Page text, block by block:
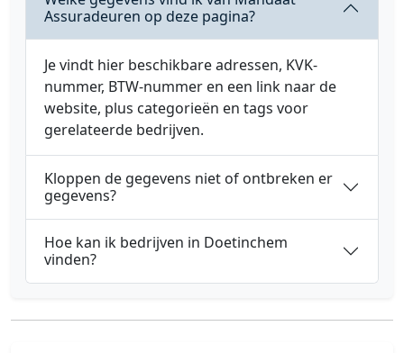
Assuradeuren op deze pagina?
Je vindt hier beschikbare adressen, KVK-
nummer, BTW-nummer en een link naar de
website, plus categorieën en tags voor
gerelateerde bedrijven.
Kloppen de gegevens niet of ontbreken er
gegevens?
Hoe kan ik bedrijven in Doetinchem
vinden?